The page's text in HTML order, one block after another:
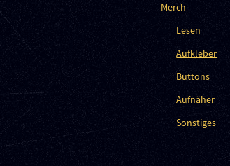
Merch
Lesen
Aufkleber
Buttons
Aufnäher
Sonstiges